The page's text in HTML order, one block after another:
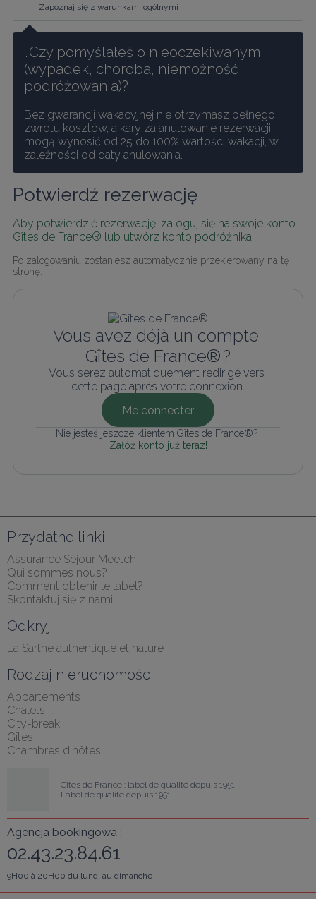
Zapoznaj się z warunkami ogólnymi
…Czy pomyślałeś o nieoczekiwanym
(wypadek, choroba, niemożność
podróżowania)?
Bez gwarancji wakacyjnej nie otrzymasz pełnego
zwrotu kosztów, a kary za anulowanie rezerwacji
mogą wynosić od 25 do 100% wartości wakacji, w
zależności od daty anulowania.
Potwierdź rezerwację
Aby potwierdzić rezerwację, zaloguj się na swoje konto
Gîtes de France® lub utwórz konto podróżnika.
Po zalogowaniu zostaniesz automatycznie przekierowany na tę
stronę.
Vous avez déjà un compte
Gîtes de France® ?
Vous serez automatiquement redirigé vers
cette page après votre connexion.
Me connecter
Nie jesteś jeszcze klientem Gîtes de France®?
Załóż konto już teraz!
Przydatne linki
Assurance Séjour Meetch
Qui sommes nous?
Comment obtenir le label?
Skontaktuj się z nami
Odkryj
La Sarthe authentique et nature
Rodzaj nieruchomości
Appartements
Chalets
City-break
Gîtes
Chambres d'hôtes
Gîtes de France : label de qualité depuis 1951
Label de qualité depuis 1951
Agencja bookingowa :
02.43.23.84.61
9H00 à 20H00 du lundi au dimanche